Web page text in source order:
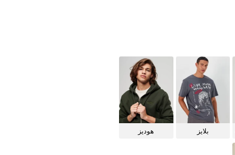
بلايز هوديز